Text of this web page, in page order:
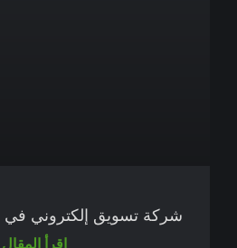
شركة تسويق إلكتروني في
اقرأ المقال